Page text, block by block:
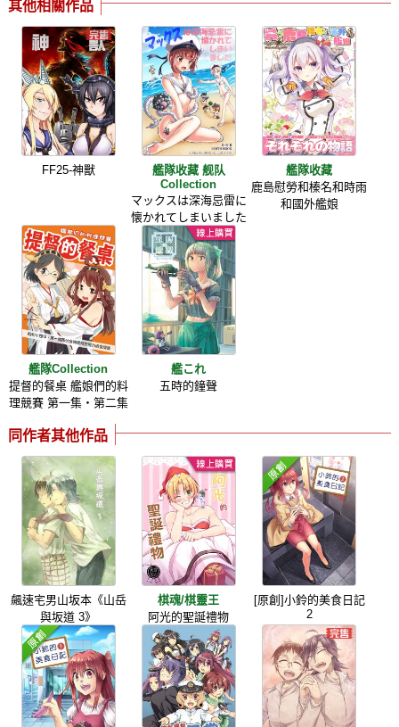
其他相關作品
FF25-神獸
艦隊收藏 舰队
Collection
マックスは深海忌雷に
懐かれてしまいました
艦隊收藏
鹿島慰勞和榛名和時雨
和國外艦娘
艦隊Collection
提督的餐桌 艦娘們的料
理競賽 第一集‧第二集
艦これ
五時的鐘聲
同作者其他作品
飆速宅男山坂本《山岳
與坂道 3》
棋魂/棋靈王
阿光的聖誕禮物
[原創]小鈴的美食日記
2